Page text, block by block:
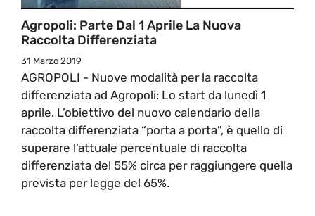
Agropoli: Parte Dal 1 Aprile La Nuova
Raccolta Differenziata
31 Marzo 2019
AGROPOLI - Nuove modalità per la raccolta
differenziata ad Agropoli: Lo start da lunedì 1
aprile. L’obiettivo del nuovo calendario della
raccolta differenziata “porta a porta”, è quello di
superare l’attuale percentuale di raccolta
differenziata del 55% circa per raggiungere quella
prevista per legge del 65%.